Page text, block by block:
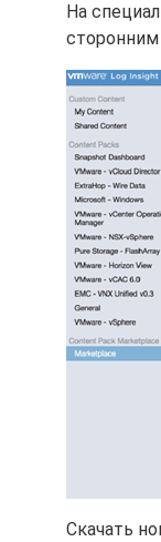
На
Скачать